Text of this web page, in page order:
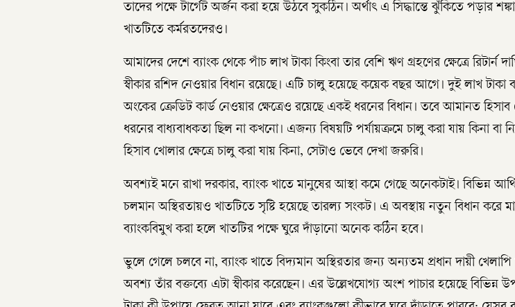
তাদের পক্ষে টার্গেট অর্জন করা হয়ে উঠবে সুকঠিন। অর্থাৎ এ সিদ্ধান্তে ঝুঁকিতে পড়ার
খাতটিতে কর্মরতদেরও।
আমাদের দেশে ব্যাংক থেকে পাঁচ লাখ টাকা কিংবা তার বেশি ঋণ গ্রহণের ক্ষেত্রে রিটার্ন
স্বীকার রশিদ নেওয়ার বিধান রয়েছে। এটি চালু হয়েছে কয়েক বছর আগে। দুই লাখ টাকা
অংকের ক্রেডিট কার্ড নেওয়ার ক্ষেত্রেও রয়েছে একই ধরনের বিধান। তবে আমানত
ধরনের বাধ্যবাধকতা ছিল না কখনো। এজন্য বিষয়টি পর্যায়ক্রমে চালু করা যায় কিনা বা
হিসাব খোলার ক্ষেত্রে চালু করা যায় কিনা, সেটাও ভেবে দেখা জরুরি।
অবশ্যই মনে রাখা দরকার, ব্যাংক খাতে মানুষের আস্থা কমে গেছে অনেকটাই। বিভিন্ন
চলমান অস্থিরতায়ও খাতটিতে সৃষ্টি হয়েছে তারল্য সংকট। এ অবস্থায় নতুন বিধান করে
ব্যাংকবিমুখ করা হলে খাতটির পক্ষে ঘুরে দাঁড়ানো অনেক কঠিন হবে।
ভুলে গেলে চলবে না, ব্যাংক খাতে বিদ্যমান অস্থিরতার জন্য অন্যতম প্রধান দায়ী খেলাপি
অবশ্য তাঁর বক্তব্যে এটা স্বীকার করেছেন। এর উল্লেখযোগ্য অংশ পাচার হয়েছে বিভিন্ন